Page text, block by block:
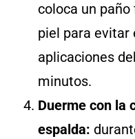
coloca un
piel para evitar
aplicaciones
minutos.
Duerme con la
espalda: